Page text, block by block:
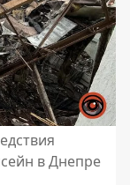
в Днепре